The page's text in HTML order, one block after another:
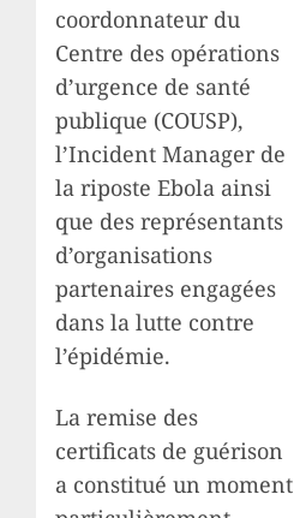
coordonnateur du
Centre des opérations
d’urgence de santé
publique (COUSP),
l’Incident Manager de
la riposte Ebola ainsi
que des représentants
d’organisations
partenaires engagées
dans la lutte contre
l’épidémie.
La remise des
certificats de guérison
a constitué un moment